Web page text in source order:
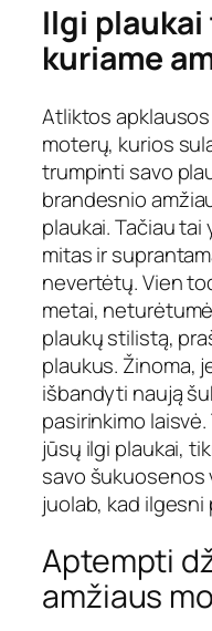
Ilgi
kuriame
Atliktos
moterų, kurios
trumpinti savo
brandesnio
plaukai. Tačiau
mitas ir
nevertėtų. Vien
metai,
plaukų stilistą,
plaukus. Žinoma,
išbandyti naują
pasirinkimo
jūsų ilgi plaukai,
savo šukuosenos
juolab, kad
Aptempti
amžiaus